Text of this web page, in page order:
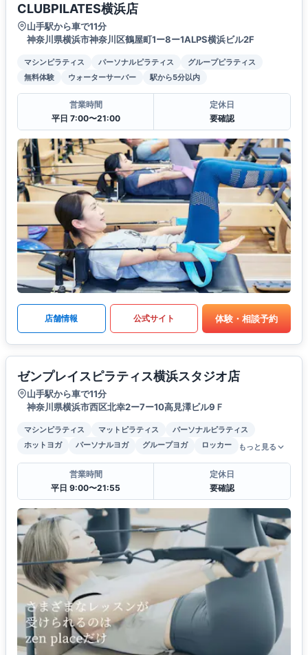
CLUBPILATES横浜店
山手駅から車で11分
神奈川県横浜市神奈川区鶴屋町1ー8ー1ALPS横浜ビル2F
マシンピラティス パーソナルピラティス
グループピラティス
無料体験
ウォーターサーバー 駅から5分以内
営業時間
平日 7:00〜21:00
定休日
要確認
店舗情報 公式サイト 体験・相談予約
ゼンプレイスピラティス横浜スタジオ店
山手駅から車で11分
神奈川県横浜市西区北幸2ー7ー10高見澤ビル9Ｆ
マシンピラティス マットピラティス
パーソナルピラティス
ホットヨガ
パーソナルヨガ グループヨガ ロッカー もっと見る
営業時間
平日 9:00〜21:55
定休日
要確認